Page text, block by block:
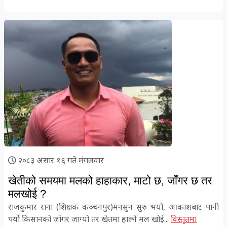
२०८३ असार १६ गते मंगलवार
खेतीको समयमा मलको हाहाकार, माटो छ, जाँगर छ तर
मलखोई ?
राजकुमार राना (शिक्षक कञ्चनपुर)मनसुन सुरु भयो, आकाशबाट पानी
पर्यो किसानको जाँगर जाग्यो तर खेतमा हाल्ने मल खोई... विस्तृतमा